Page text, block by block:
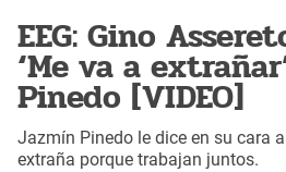
EEG: Gino
‘Me va a
Pinedo [VIDEO]
Jazmín Pinedo le dice en su cara
extraña porque trabajan juntos.